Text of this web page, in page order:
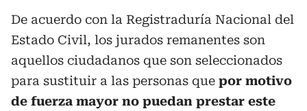
De acuerdo con la Registraduría Nacional del
Estado Civil, los jurados remanentes son
aquellos ciudadanos que son seleccionados
para sustituir a las personas que por motivo
de fuerza mayor no puedan prestar este